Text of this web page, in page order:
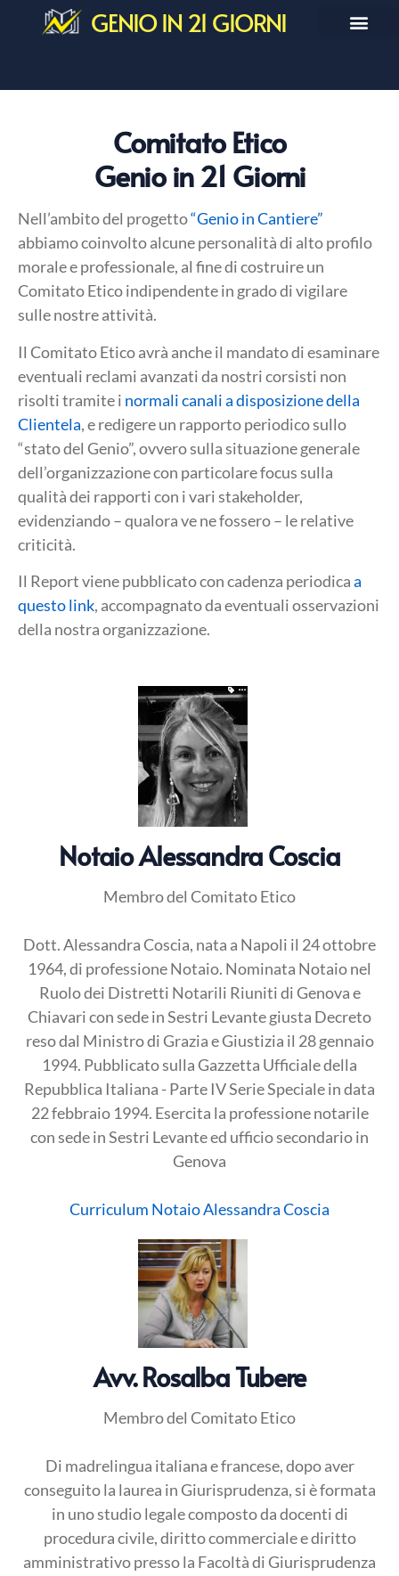
GENIO IN 21 GIORNI
Comitato Etico
Genio in 21 Giorni
Nell’ambito del progetto“Genio in Cantiere”
abbiamo coinvolto alcune personalità di alto profilo
morale e professionale, al fine di costruire un
Comitato Etico indipendente in grado di vigilare
sulle nostre attività.
Il Comitato Etico avrà anche il mandato di esaminare
eventuali reclami avanzati da nostri corsisti non
risolti tramite i normali canali a disposizione della
Clientela, e redigere un rapporto periodico sullo
“stato del Genio”, ovvero sulla situazione generale
dell’organizzazione con particolare focus sulla
qualità dei rapporti con i vari stakeholder,
evidenziando – qualora ve ne fossero – le relative
criticità.
Il Report viene pubblicato con cadenza periodicaa
questo link, accompagnato da eventuali osservazioni
della nostra organizzazione.
Notaio Alessandra Coscia
Membro del Comitato Etico
Dott. Alessandra Coscia, nata a Napoli il 24 ottobre
1964, di professione Notaio. Nominata Notaio nel
Ruolo dei Distretti Notarili Riuniti di Genova e
Chiavari con sede in Sestri Levante giusta Decreto
reso dal Ministro di Grazia e Giustizia il 28 gennaio
1994. Pubblicato sulla Gazzetta Ufficiale della
Repubblica Italiana - Parte IV Serie Speciale in data
22 febbraio 1994. Esercita la professione notarile
con sede in Sestri Levante ed ufficio secondario in
Genova
Curriculum Notaio Alessandra Coscia
Avv. Rosalba Tubere
Membro del Comitato Etico
Di madrelingua italiana e francese, dopo aver
conseguito la laurea in Giurisprudenza, si è formata
in uno studio legale composto da docenti di
procedura civile, diritto commerciale e diritto
amministrativo presso la Facoltà di Giurisprudenza